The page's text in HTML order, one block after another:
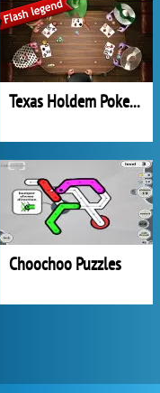
Texas Holdem Poker 2
Choochoo Puzzles